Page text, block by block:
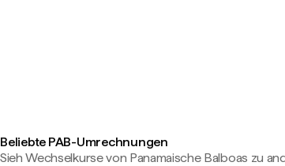
Beliebte PAB-Umrechnungen
Sieh Wechselkurse von Panamaische Balboas zu